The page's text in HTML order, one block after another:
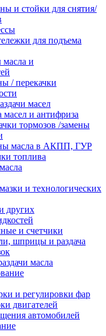
и стойки для снятия/
для подъема
масла и
/ перекачки
масел
масел и антифриза
тормозов /замены
масла в АКПП, ГУР
топлива
и технологических
других
и счетчики
шприцы и раздача
масла
и регулировки фар
двигателей
автомобилей